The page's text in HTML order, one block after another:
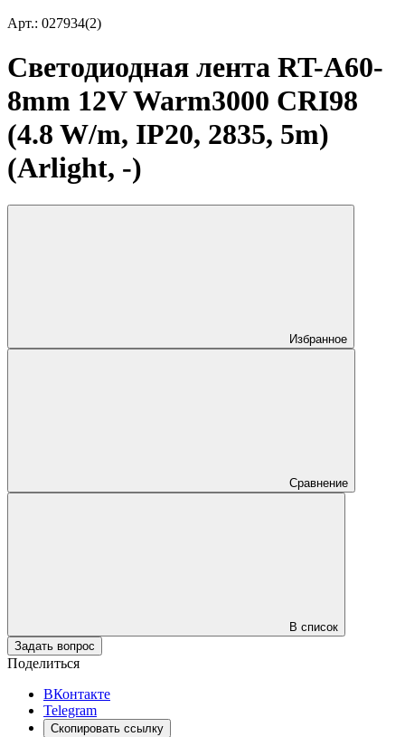
Арт.: 027934(2)
Светодиодная лента RT-A60-
8mm 12V Warm3000 CRI98
(4.8 W/m, IP20, 2835, 5m)
(Arlight, -)
Избранное
Сравнение
В список
Задать вопрос
Поделиться
ВКонтакте
Telegram
Скопировать ссылку